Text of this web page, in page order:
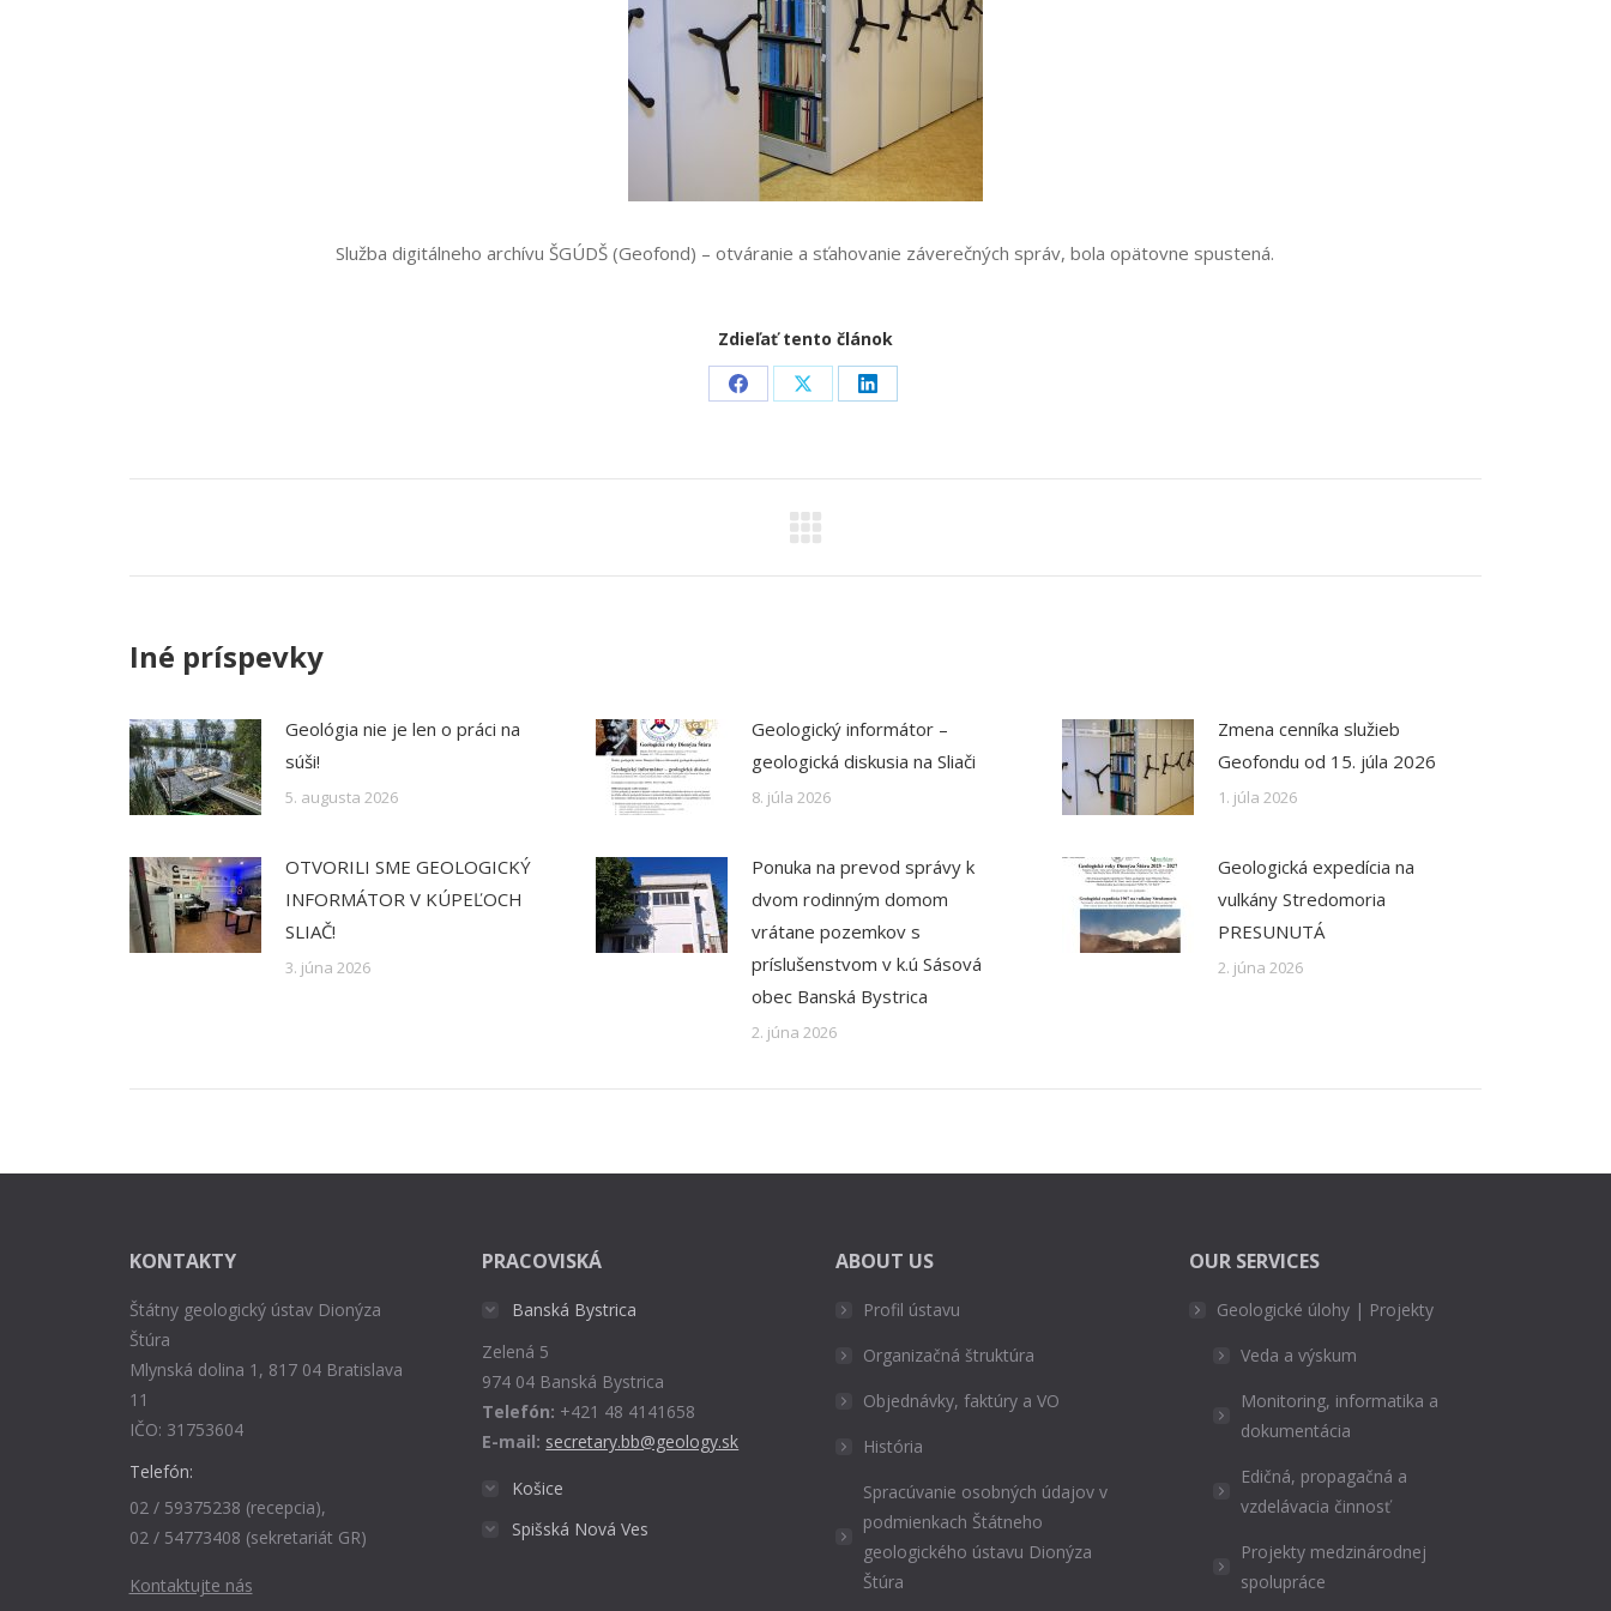
Služba digitálneho archívu ŠGÚDŠ (Geofond) – otváranie a sťahovanie záverečných správ, bola opätovne spustená.
Zdieľať tento článok
Share
Facebook
Share
X
Share
LinkedIn
Iné príspevky
Geológia nie je len o práci na
súši!
5. augusta 2026
Geologický informátor –
geologická diskusia na Sliači
8. júla 2026
Zmena cenníka služieb
Geofondu od 15. júla 2026
1. júla 2026
OTVORILI SME GEOLOGICKÝ
INFORMÁTOR V KÚPEĽOCH
SLIAČ!
3. júna 2026
Ponuka na prevod správy k
dvom rodinným domom
vrátane pozemkov s
príslušenstvom v k.ú Sásová
obec Banská Bystrica
2. júna 2026
Geologická expedícia na
vulkány Stredomoria
PRESUNUTÁ
2. júna 2026
KONTAKTY
Štátny geologický ústav Dionýza
Štúra
Mlynská dolina 1, 817 04 Bratislava
11
IČO: 31753604
Telefón:
02 / 59375238 (recepcia),
02 / 54773408 (sekretariát GR)
Kontaktujte nás
PRACOVISKÁ
Banská Bystrica
Zelená 5
974 04 Banská Bystrica
Telefón: +421 48 4141658
E-mail: secretary.bb@geology.sk
Košice
Spišská Nová Ves
ABOUT US
Profil ústavu
Organizačná štruktúra
Objednávky, faktúry a VO
História
Spracúvanie osobných údajov v
podmienkach Štátneho
geologického ústavu Dionýza
Štúra
OUR SERVICES
Geologické úlohy | Projekty
Veda a výskum
Monitoring, informatika a
dokumentácia
Edičná, propagačná a
vzdelávacia činnosť
Projekty medzinárodnej
spolupráce